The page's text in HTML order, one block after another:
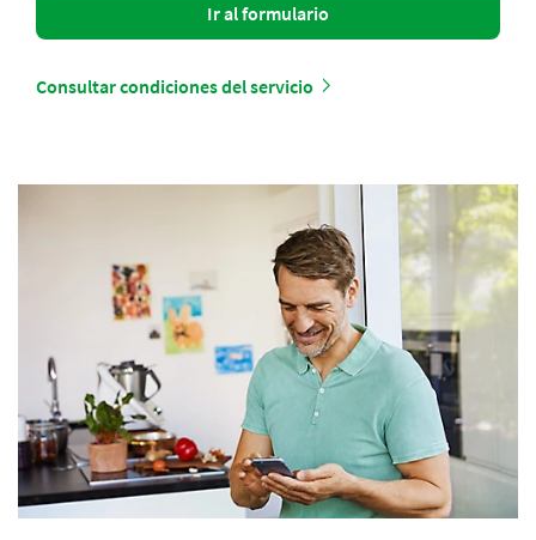
Ir al formulario
Consultar condiciones del servicio